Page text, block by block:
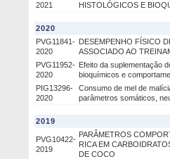
2021
HISTOLÓGICOS E
2020
PVG11841-
2020
DESEMPENHO FÍSICO
ASSOCIADO AO
PVG11952-
2020
Efeito da suplementação
bioquímicos e
PIG13296-
2020
Consumo de mel de
parâmetros somáticos,
2019
PVG10422-
2019
PARÂMETROS
RICA EM
DE COCO